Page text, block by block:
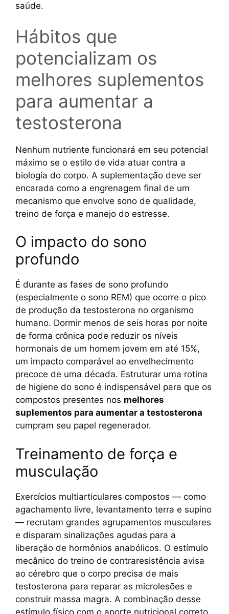
saúde.
Hábitos que
potencializam os
melhores suplementos
para aumentar a
testosterona
Nenhum nutriente funcionará em seu potencial
máximo se o estilo de vida atuar contra a
biologia do corpo. A suplementação deve ser
encarada como a engrenagem final de um
mecanismo que envolve sono de qualidade,
treino de força e manejo do estresse.
O impacto do sono
profundo
É durante as fases de sono profundo
(especialmente o sono REM) que ocorre o pico
de produção da testosterona no organismo
humano. Dormir menos de seis horas por noite
de forma crônica pode reduzir os níveis
hormonais de um homem jovem em até 15%,
um impacto comparável ao envelhecimento
precoce de uma década. Estruturar uma rotina
de higiene do sono é indispensável para que os
compostos presentes nos melhores
suplementos para aumentar a testosterona
cumpram seu papel regenerador.
Treinamento de força e
musculação
Exercícios multiarticulares compostos — como
agachamento livre, levantamento terra e supino
— recrutam grandes agrupamentos musculares
e disparam sinalizações agudas para a
liberação de hormônios anabólicos. O estímulo
mecânico do treino de contraresistência avisa
ao cérebro que o corpo precisa de mais
testosterona para reparar as microlesões e
construir massa magra. A combinação desse
estímulo físico com o aporte nutricional correto